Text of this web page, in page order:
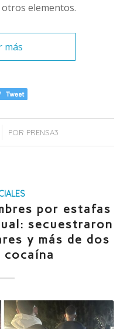
elementos.
más
POR PRENSA3
por estafas
secuestraron
y más de dos
cocaína